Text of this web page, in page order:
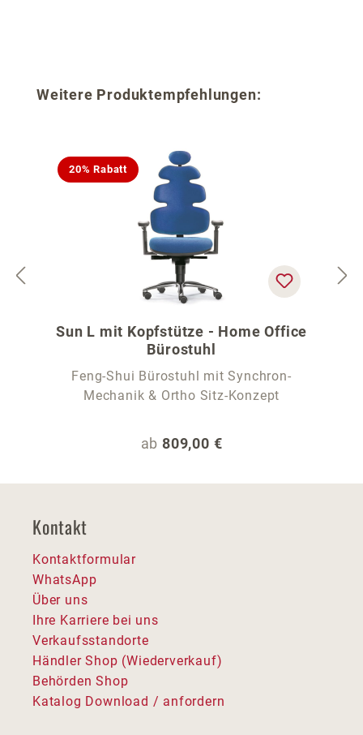
Produktgalerie überspringen
Weitere Produktempfehlungen:
20% Rabatt
Sun L mit Kopfstütze - Home Office
Bürostuhl
Feng-Shui Bürostuhl mit Synchron-
Mechanik & Ortho Sitz-Konzept
Regulärer Preis:
ab 809,00 €
Kontakt
Kontaktformular
WhatsApp
Über uns
Ihre Karriere bei uns
Verkaufsstandorte
Händler Shop (Wiederverkauf)
Behörden Shop
Katalog Download / anfordern